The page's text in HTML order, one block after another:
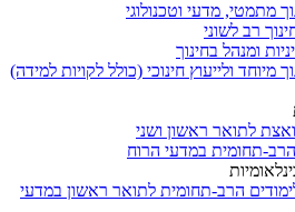
מתמטי, מדעי וטכנולוגי
רב לשוני
ומנהל בחינוך
מיוחד ולייעוץ חינוכי (כולל לקויות למידה)
לתואר ראשון ושני
תחומית במדעי הרוח
הרב-תחומית לתואר ראשון במדעי